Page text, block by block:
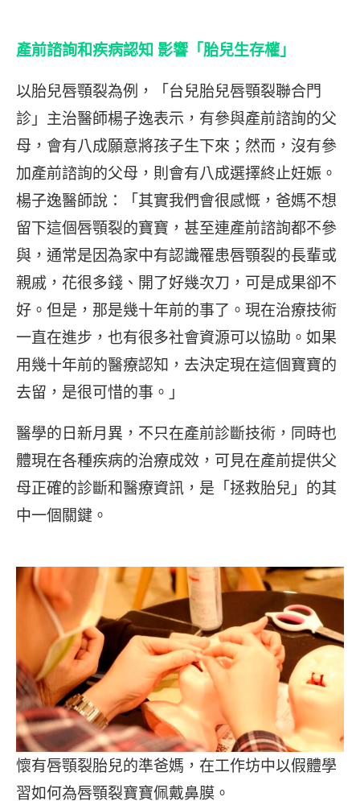
產前諮詢和疾病認知 影響「胎兒生存權」
以胎兒唇顎裂為例，「台兒胎兒唇顎裂聯合門
診」主治醫師楊子逸表示，有參與產前諮詢的父
母，會有八成願意將孩子生下來；然而，沒有參
加產前諮詢的父母，則會有八成選擇終止妊娠。
楊子逸醫師說：「其實我們會很感慨，爸媽不想
留下這個唇顎裂的寶寶，甚至連產前諮詢都不參
與，通常是因為家中有認識罹患唇顎裂的長輩或
親戚，花很多錢、開了好幾次刀，可是成果卻不
好。但是，那是幾十年前的事了。現在治療技術
一直在進步，也有很多社會資源可以協助。如果
用幾十年前的醫療認知，去決定現在這個寶寶的
去留，是很可惜的事。」
醫學的日新月異，不只在產前診斷技術，同時也
體現在各種疾病的治療成效，可見在產前提供父
母正確的診斷和醫療資訊，是「拯救胎兒」的其
中一個關鍵。
懷有唇顎裂胎兒的準爸媽，在工作坊中以假體學
習如何為唇顎裂寶寶佩戴鼻膜。